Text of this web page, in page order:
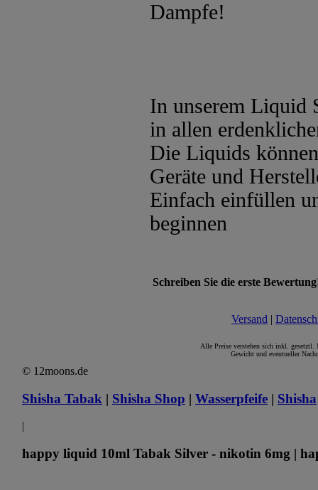
Dampfe!
In unserem Liquid
in allen
Die Liquids
Geräte und
Einfach einfüllen
beginnen
Schreiben Sie die erste
Versand |
Alle Preise verstehen sich inkl.
Gewicht und eventueller
© 12moons.de
Shisha Tabak | Shisha Shop | Wasserpfeife | Shisha
|
happy liquid 10ml Tabak Silver - nikotin 6mg |